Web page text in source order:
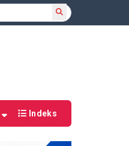
Indeks